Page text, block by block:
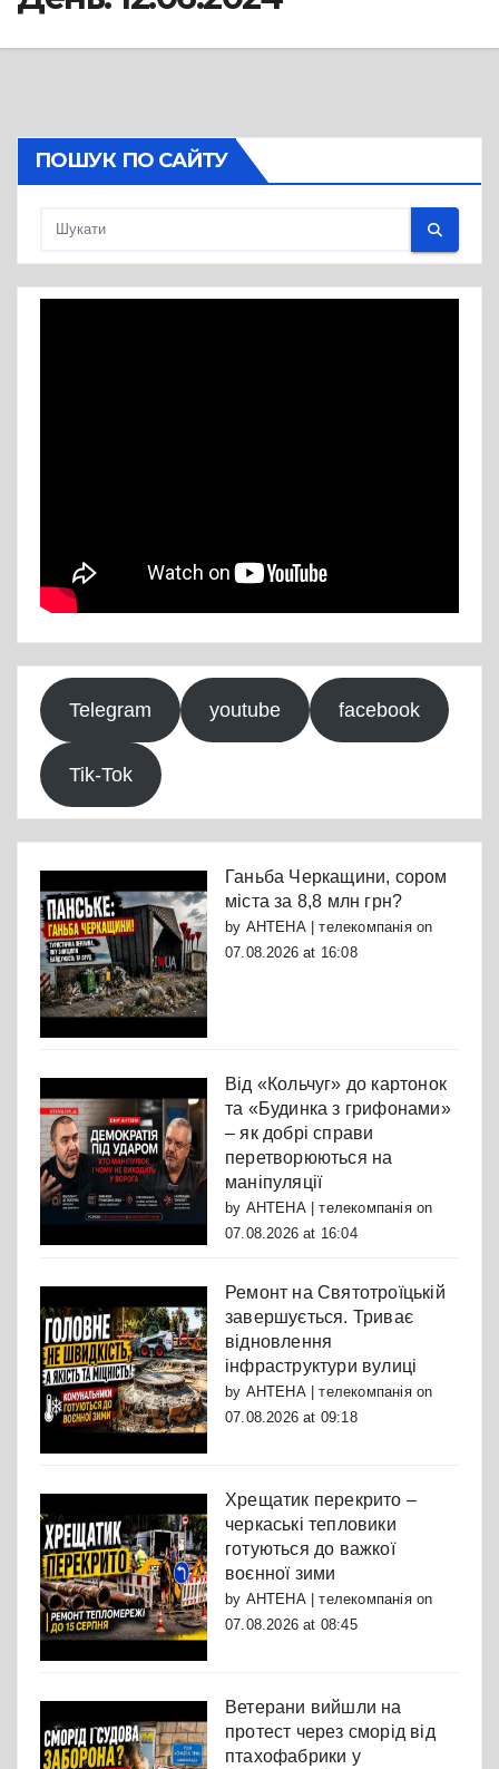
ПОШУК ПО САЙТУ
Telegram youtube facebook
Tik-Tok
Ганьба Черкащини, сором
міста за 8,8 млн грн?
by АНТЕНА | телекомпаніяon
07.08.2026 at 16:08
Від «Кольчуг» до картонок
та «Будинка з грифонами»
– як добрі справи
перетворюються на
маніпуляції
by АНТЕНА | телекомпаніяon
07.08.2026 at 16:04
Ремонт на Святотроїцькій
завершується. Триває
відновлення
інфраструктури вулиці
by АНТЕНА | телекомпаніяon
07.08.2026 at 09:18
Хрещатик перекрито –
черкаські тепловики
готуються до важкої
воєнної зими
by АНТЕНА | телекомпаніяon
07.08.2026 at 08:45
Ветерани вийшли на
протест через сморід від
птахофабрики у